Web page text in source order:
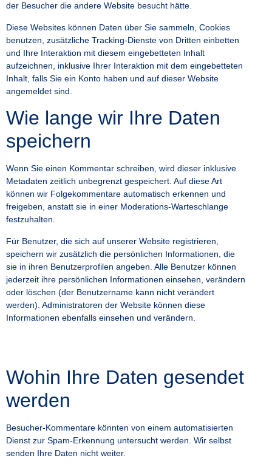
der Besucher die andere Website besucht hätte.
Diese Websites können Daten über Sie sammeln, Cookies
benutzen, zusätzliche Tracking-Dienste von Dritten einbetten
und Ihre Interaktion mit diesem eingebetteten Inhalt
aufzeichnen, inklusive Ihrer Interaktion mit dem eingebetteten
Inhalt, falls Sie ein Konto haben und auf dieser Website
angemeldet sind.
Wie lange wir Ihre Daten
speichern
Wenn Sie einen Kommentar schreiben, wird dieser inklusive
Metadaten zeitlich unbegrenzt gespeichert. Auf diese Art
können wir Folgekommentare automatisch erkennen und
freigeben, anstatt sie in einer Moderations-Warteschlange
festzuhalten.
Für Benutzer, die sich auf unserer Website registrieren,
speichern wir zusätzlich die persönlichen Informationen, die
sie in ihren Benutzerprofilen angeben. Alle Benutzer können
jederzeit ihre persönlichen Informationen einsehen, verändern
oder löschen (der Benutzername kann nicht verändert
werden). Administratoren der Website können diese
Informationen ebenfalls einsehen und verändern.
Wohin Ihre Daten gesendet
werden
Besucher-Kommentare könnten von einem automatisierten
Dienst zur Spam-Erkennung untersucht werden. Wir selbst
senden Ihre Daten nicht weiter.